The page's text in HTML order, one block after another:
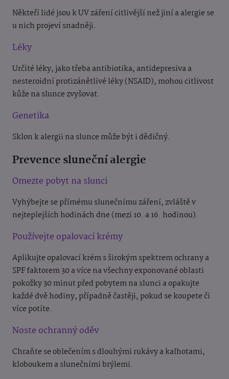
Někteří lidé jsou k UV záření citlivější než jiní a alergie se
u nich projeví snadněji.
Léky
Určité léky, jako třeba antibiotika, antidepresiva a
nesteroidní protizánětlivé léky (NSAID), mohou citlivost
kůže na slunce zvyšovat.
Genetika
Sklon k alergii na slunce může být i dědičný.
Prevence sluneční alergie
Omezte pobyt na slunci
Vyhýbejte se přímému slunečnímu záření, zvláště v
nejteplejších hodinách dne (mezi 10. a 16. hodinou).
Používejte opalovací krémy
Aplikujte opalovací krém s širokým spektrem ochrany a
SPF faktorem 30 a více na všechny exponované oblasti
pokožky 30 minut před pobytem na slunci a opakujte
každé dvě hodiny, případně častěji, pokud se koupete či
více potíte.
Noste ochranný oděv
Chraňte se oblečením s dlouhými rukávy a kalhotami,
kloboukem a slunečními brýlemi.